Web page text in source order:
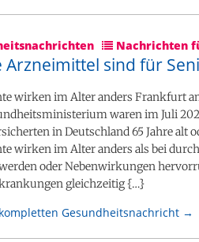
Nachrichten
Arzneimittel sind für
wirken im Alter anders Frankfurt
waren im Juli
in Deutschland 65 Jahre alt
wirken im Alter anders als bei
oder Nebenwirkungen
gleichzeitig {…}
Gesundheitsnachricht →